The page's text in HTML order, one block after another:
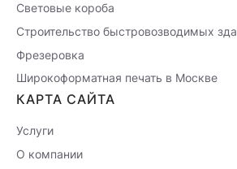
Световые короба
Строительство быстровозводимых
Фрезеровка
Широкоформатная печать в Москве
КАРТА САЙТА
Услуги
О компании